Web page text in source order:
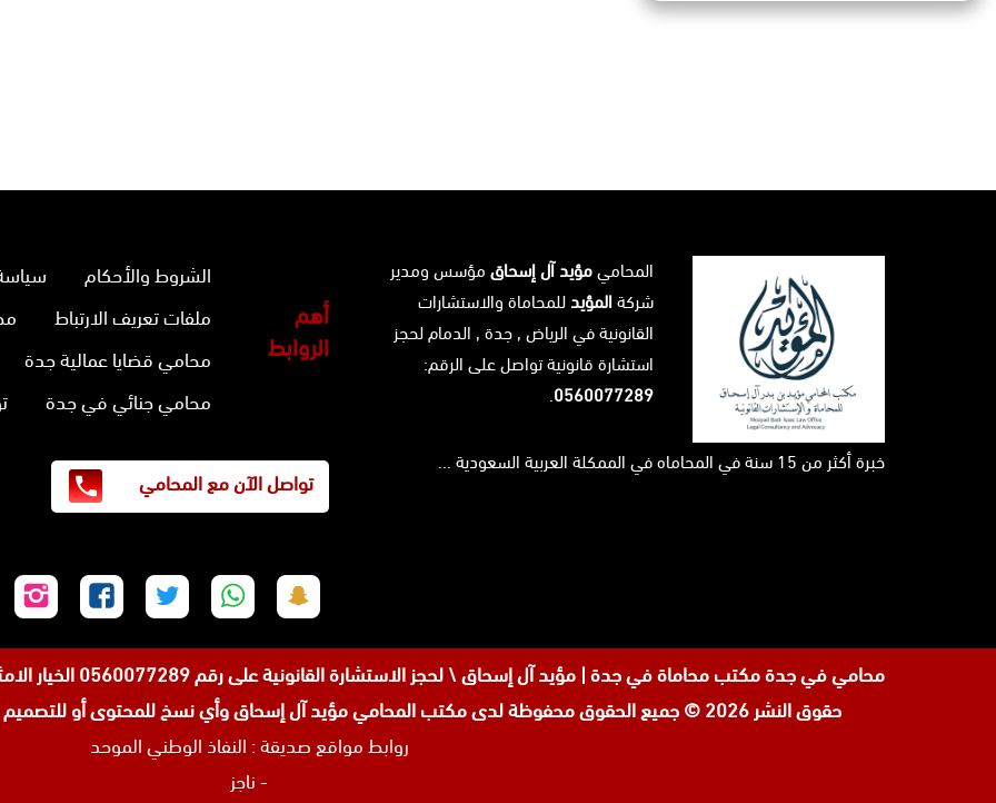
المحاميمؤيد آل إسحاق مؤسس ومدير
شركةالمؤيدللمحاماة والاستشارات
القانونية في الرياض , جدة , الدماملحجز
استشارة قانونية تواصل على الرقم:
0560077289
.
خبرة أكثر من 15 سنة في المحاماه في الممكلة العربية السعودية ...
أهم
الروابط
الشروط والأحكام
ملفات تعريف الارتباط
محامي قضايا عمالية جدة
محامي جنائي في جدة
تواصل الآن مع المحامي
على
سناب
شات
على
واتساب
على
تويتر
على
فيسبوك
على
محامي في جدةمكتب محاماة في جدة | مؤيد آل إسحاق \ لحجز الاستشارة القانونية على رقم 0560077289 الخيار الامثل للمواطنين والوافدين في عروس البحر الاحمر جده .
حقوق النشر 2026 © جميع الحقوق محفوظة لدى
مكتب المحامي مؤيد آل إسحاق وأي نسخ للمحتوى أو للتصميم
روابط مواقع صديقة : النفاذ الوطني الموحد
-ناجز